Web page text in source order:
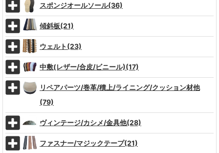
スポンジオールソール(36)
傾斜板(21)
ウェルト(23)
中敷(レザー/合皮/ビニール)(17)
リペアパーツ/巻革/積上/ライニング/クッション材他
(79)
ヴィンテージ/カシメ/金具他(28)
ファスナー/マジックテープ(21)